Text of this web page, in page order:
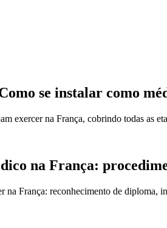
se instalar como
exercer na França, cobrindo todas as
na França:
na França: reconhecimento de